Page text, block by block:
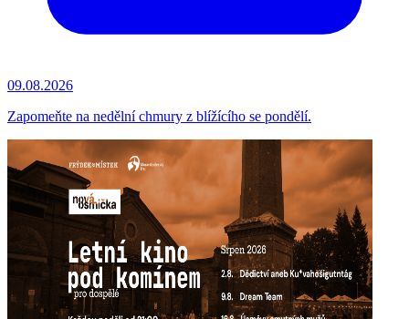
09.08.2026
Zapomeňte na nedělní chmury z blížícího se pondělí.